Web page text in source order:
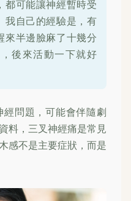
都可能讓神經暫時受
我自己的經驗是，有
來半邊臉麻了十幾分
後來活動一下就好
問題，可能會伴隨劇
料，三叉神經痛是常見
感不是主要症狀，而是